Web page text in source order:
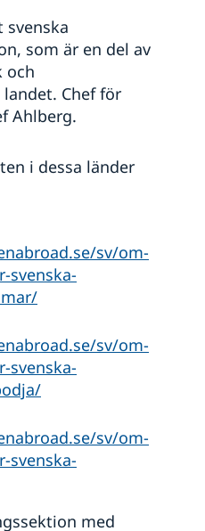
svenska
som är en del av
och
Chef för
Ahlberg.
i dessa länder
sv/om-
svenska-
sv/om-
svenska-
sv/om-
svenska-
med